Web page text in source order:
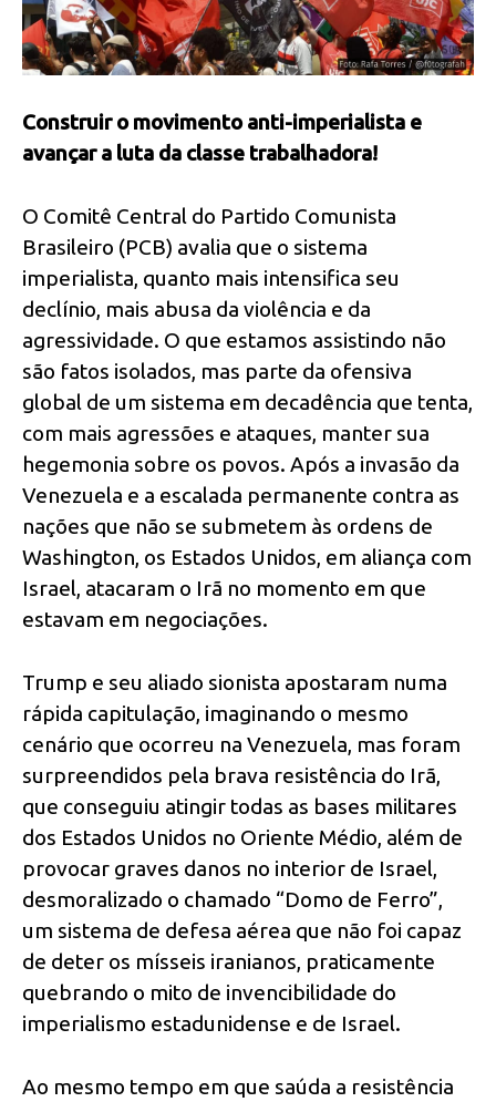
Construir o movimento anti-imperialista e
avançar a luta da classe trabalhadora!
O Comitê Central do Partido Comunista
Brasileiro (PCB) avalia que o sistema
imperialista, quanto mais intensifica seu
declínio, mais abusa da violência e da
agressividade. O que estamos assistindo não
são fatos isolados, mas parte da ofensiva
global de um sistema em decadência que tenta,
com mais agressões e ataques, manter sua
hegemonia sobre os povos. Após a invasão da
Venezuela e a escalada permanente contra as
nações que não se submetem às ordens de
Washington, os Estados Unidos, em aliança com
Israel, atacaram o Irã no momento em que
estavam em negociações.
Trump e seu aliado sionista apostaram numa
rápida capitulação, imaginando o mesmo
cenário que ocorreu na Venezuela, mas foram
surpreendidos pela brava resistência do Irã,
que conseguiu atingir todas as bases militares
dos Estados Unidos no Oriente Médio, além de
provocar graves danos no interior de Israel,
desmoralizado o chamado “Domo de Ferro”,
um sistema de defesa aérea que não foi capaz
de deter os mísseis iranianos, praticamente
quebrando o mito de invencibilidade do
imperialismo estadunidense e de Israel.
Ao mesmo tempo em que saúda a resistência